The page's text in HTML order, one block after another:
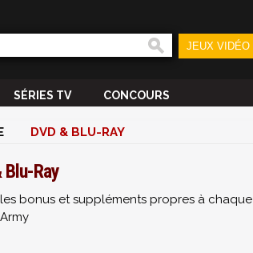
JEUX VIDÉO
SÉRIES TV CONCOURS
DVD & BLU-RAY
Blu-Ray
bonus et suppléments propres à chaque